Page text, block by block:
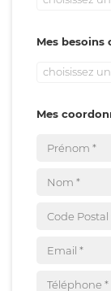
Mes
choisissez
Mes